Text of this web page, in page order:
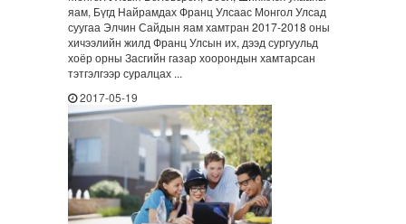
яам, Бүгд Найрамдах Франц Улсаас Монгол Улсад
суугаа Элчин Сайдын яам хамтран 2017-2018 оны
хичээлийн жилд Франц Улсын их, дээд сургуульд
хоёр орны Засгийн газар хоорондын хамтарсан
тэтгэлгээр суралцах ...
2017-05-19